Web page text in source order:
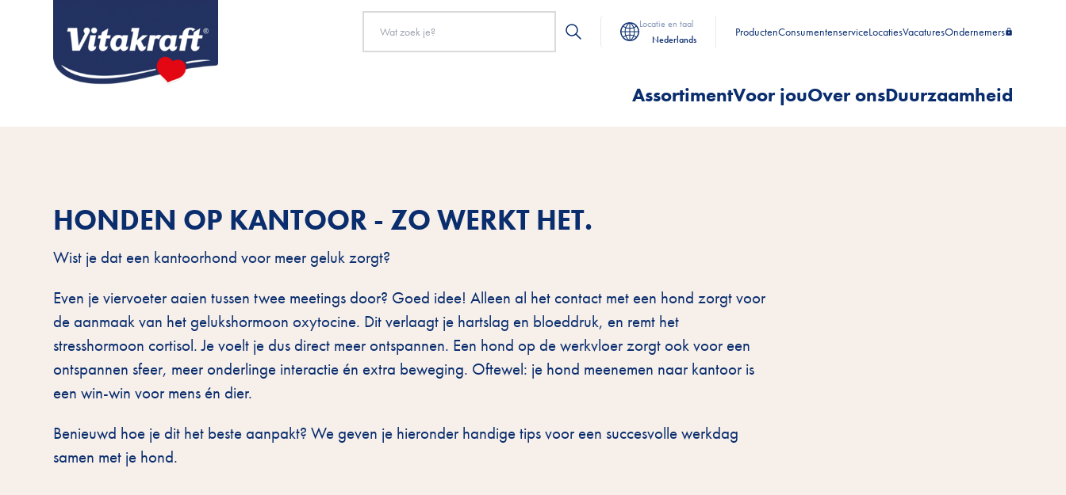
Locatie en taal
Nederlands
ProductenConsumentenserviceLocatiesVacaturesOndernemers
AssortimentVoor jouOver onsDuurzaamheid
HONDEN OP KANTOOR - ZO WERKT HET.
Wist je dat een kantoorhond voor meer geluk zorgt?
Even je viervoeter aaien tussen twee meetings door? Goed idee! Alleen al het contact met een hond zorgt voor
de aanmaak van het gelukshormoon oxytocine. Dit verlaagt je hartslag en bloeddruk, en remt het
stresshormoon cortisol. Je voelt je dus direct meer ontspannen. Een hond op de werkvloer zorgt ook voor een
ontspannen sfeer, meer onderlinge interactie én extra beweging. Oftewel: je hond meenemen naar kantoor is
een win-win voor mens én dier.
Benieuwd hoe je dit het beste aanpakt? We geven je hieronder handige tips voor een succesvolle werkdag
samen met je hond.